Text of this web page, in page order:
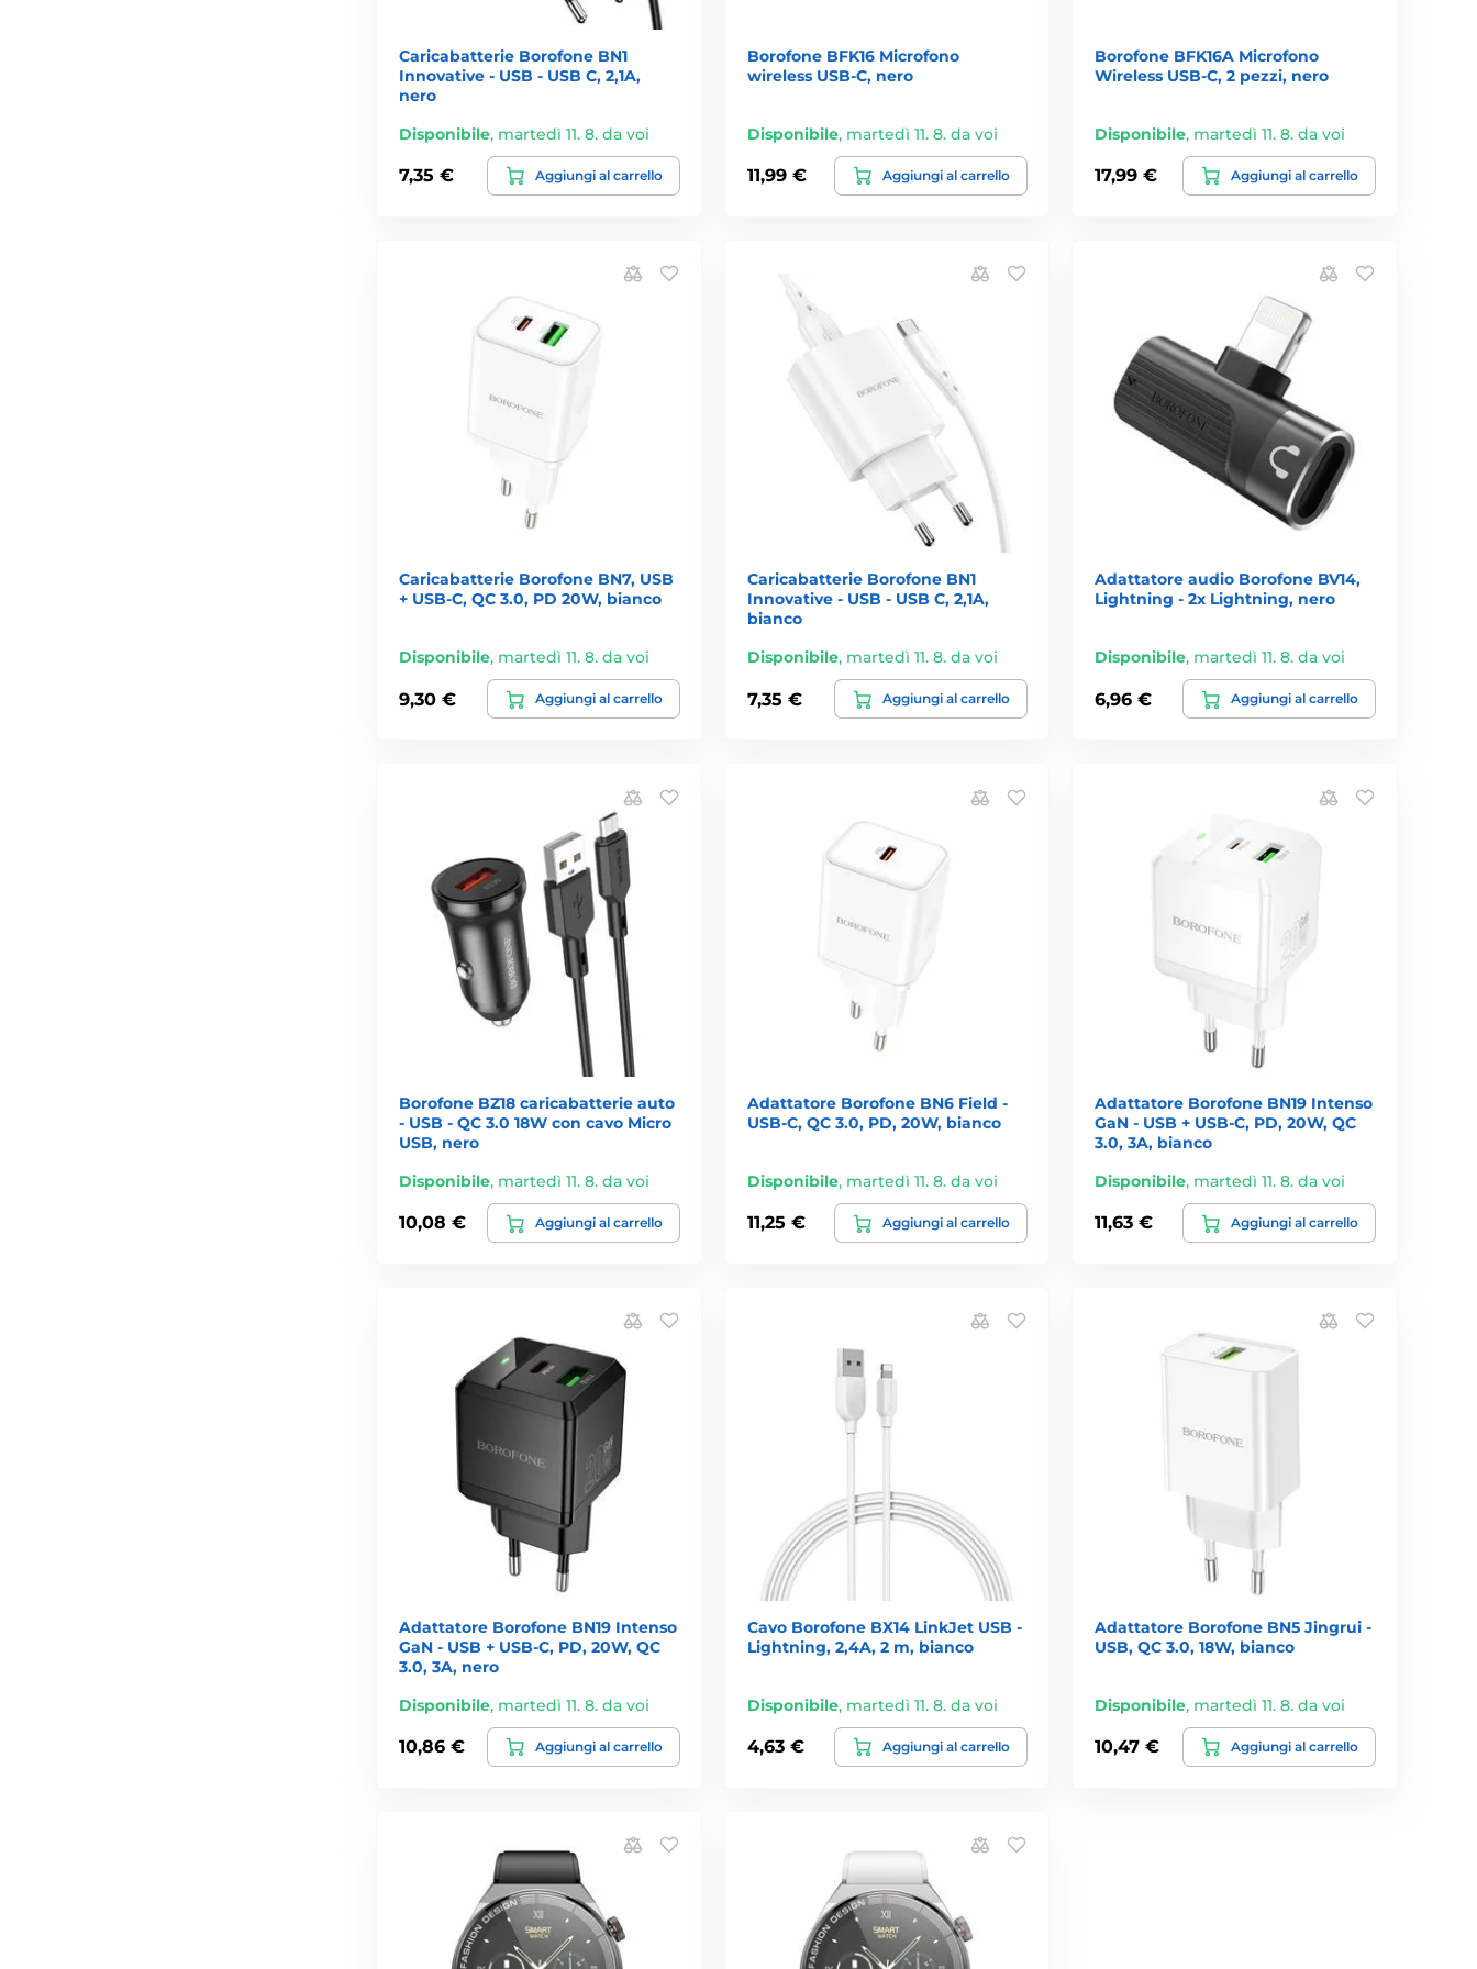
Caricabatterie Borofone BN1
Innovative - USB - USB C, 2,1A,
nero
Disponibile, martedì 11. 8. da voi
7,35 € Aggiungi al carrello
Borofone BFK16 Microfono
wireless USB-C, nero
Disponibile, martedì 11. 8. da voi
11,99 € Aggiungi al carrello
Borofone BFK16A Microfono
Wireless USB-C, 2 pezzi, nero
Disponibile, martedì 11. 8. da voi
17,99 € Aggiungi al carrello
Caricabatterie Borofone BN7, USB
+ USB-C, QC 3.0, PD 20W, bianco
Disponibile, martedì 11. 8. da voi
9,30 € Aggiungi al carrello
Caricabatterie Borofone BN1
Innovative - USB - USB C, 2,1A,
bianco
Disponibile, martedì 11. 8. da voi
7,35 € Aggiungi al carrello
Adattatore audio Borofone BV14,
Lightning - 2x Lightning, nero
Disponibile, martedì 11. 8. da voi
6,96 € Aggiungi al carrello
Borofone BZ18 caricabatterie auto
- USB - QC 3.0 18W con cavo Micro
USB, nero
Disponibile, martedì 11. 8. da voi
10,08 € Aggiungi al carrello
Adattatore Borofone BN6 Field -
USB-C, QC 3.0, PD, 20W, bianco
Disponibile, martedì 11. 8. da voi
11,25 € Aggiungi al carrello
Adattatore Borofone BN19 Intenso
GaN - USB + USB-C, PD, 20W, QC
3.0, 3A, bianco
Disponibile, martedì 11. 8. da voi
11,63 € Aggiungi al carrello
Adattatore Borofone BN19 Intenso
GaN - USB + USB-C, PD, 20W, QC
3.0, 3A, nero
Disponibile, martedì 11. 8. da voi
10,86 € Aggiungi al carrello
Cavo Borofone BX14 LinkJet USB -
Lightning, 2,4A, 2 m, bianco
Disponibile, martedì 11. 8. da voi
4,63 € Aggiungi al carrello
Adattatore Borofone BN5 Jingrui -
USB, QC 3.0, 18W, bianco
Disponibile, martedì 11. 8. da voi
10,47 € Aggiungi al carrello